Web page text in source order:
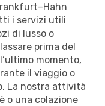
i servizi utili
di lusso o
prima del
momento,
il viaggio o
La nostra attività
o una colazione